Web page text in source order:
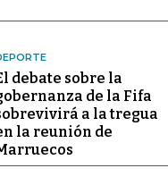
debate sobre la
de la Fifa
a la tregua
la reunión de